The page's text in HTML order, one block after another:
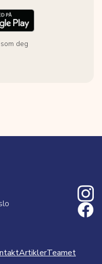
deg
ArtiklerTeamet